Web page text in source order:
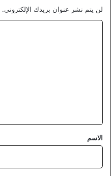
لن يتم نشر عنوان بريدك الإلكتروني.
*
الاسم